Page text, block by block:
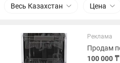
Весь Казахстан Цена
Реклама
100 000 ₸